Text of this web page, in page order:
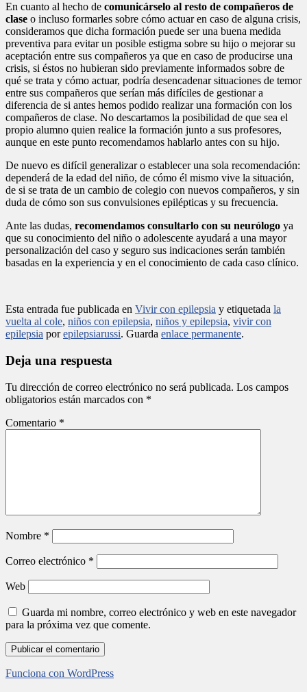
En cuanto al hecho de comunicárselo al resto de compañeros de
clase o incluso formarles sobre cómo actuar en caso de alguna crisis,
consideramos que dicha formación puede ser una buena medida
preventiva para evitar un posible estigma sobre su hijo o mejorar su
aceptación entre sus compañeros ya que en caso de producirse una
crisis, si éstos no hubieran sido previamente informados sobre de
qué se trata y cómo actuar, podría desencadenar situaciones de temor
entre sus compañeros que serían más difíciles de gestionar a
diferencia de si antes hemos podido realizar una formación con los
compañeros de clase. No descartamos la posibilidad de que sea el
propio alumno quien realice la formación junto a sus profesores,
aunque en este punto recomendamos hablarlo antes con su hijo.
De nuevo es difícil generalizar o establecer una sola recomendación:
dependerá de la edad del niño, de cómo él mismo vive la situación,
de si se trata de un cambio de colegio con nuevos compañeros, y sin
duda de cómo son sus convulsiones epilépticas y su frecuencia.
Ante las dudas, recomendamos consultarlo con su neurólogo ya
que su conocimiento del niño o adolescente ayudará a una mayor
personalización del caso y seguro sus indicaciones serán también
basadas en la experiencia y en el conocimiento de cada caso clínico.
Esta entrada fue publicada en Vivir con epilepsia y etiquetada la
vuelta al cole, niños con epilepsia, niños y epilepsia, vivir con
epilepsia porepilepsiarussi. Guarda enlace permanente.
Deja una respuesta
Tu dirección de correo electrónico no será publicada. Los campos
obligatorios están marcados con *
Comentario *
Nombre *
Correo electrónico *
Web
Guarda mi nombre, correo electrónico y web en este navegador
para la próxima vez que comente.
Funciona con WordPress